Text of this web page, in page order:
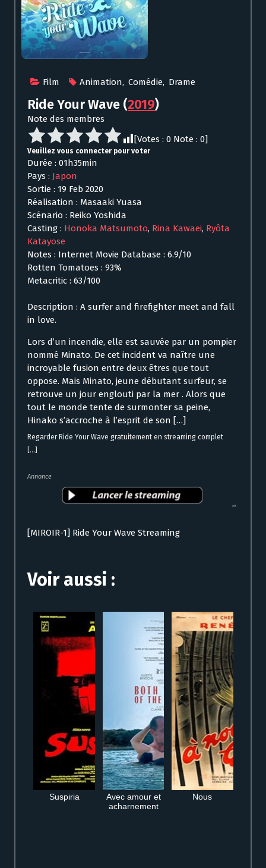
Film Animation, Comédie, Drame
Ride Your Wave (2019)
Note des membres
[Votes : 0 Note : 0]
Veuillez vous connecter pour voter
Durée : 01h35min
Pays : Japon
Sortie : 19 Feb 2020
Réalisation : Masaaki Yuasa
Scénario : Reiko Yoshida
Casting : Honoka Matsumoto, Rina Kawaei, Ryôta
Katayose
Notes : Internet Movie Database : 6.9/10
Rotten Tomatoes : 93%
Metacritic : 63/100
Description : A surfer and firefighter meet and fall
in love.
Lors d’un incendie, elle est sauvée par un pompier
nommé Minato. De cet incident va naître une
incroyable fusion entre deux êtres que tout
oppose. Mais Minato, jeune débutant surfeur, se
retrouve un jour englouti par la mer . Alors que
tout le monde tente de surmonter sa peine,
Hinako s’accroche à l’esprit de son […]
Regarder Ride Your Wave gratuitement en streaming complet
[...]
Annonce
[MIROIR-1] Ride Your Wave Streaming
Voir aussi :
Suspiria
Avec amour et
acharnement
Nous